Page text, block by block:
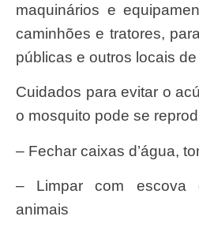
maquinários e
caminhões e tratores,
públicas e outros locais
Cuidados para evitar o acúmulo de água, onde
o mosquito pode se
– Fechar caixas d’água,
– Limpar com escova os bebedouros de
animais